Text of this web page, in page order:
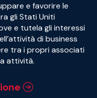
e favorire le
gli Stati Uniti
e tutela gli interessi
di business
tra i propri associati
attività.